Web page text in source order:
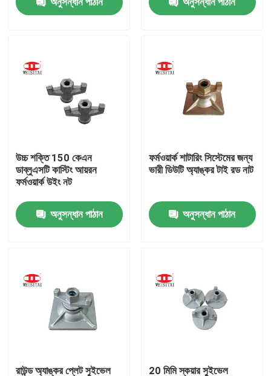
পণ্য
আমাদের সম্পর্কে
মান নিয়ন্ত্রণ
যোগাযোগ করুন
ইস্পাত ভারা পার্টস
ফ্রেম ভারা পার্টস
উচ্চ শক্তি 150 কেএন
ডাব্লুএসটি কাস্টিং আয়রন
ফর্মওয়ার্ক উইং নট
অনুসন্ধান পাঠান
ফর্মওয়ার্ক শাটারিং সিস্টেমের জন্য
ভারী ডিউটি অ্যাঙ্কর টাই রড নাট
অনুসন্ধান পাঠান
রাউন্ড অ্যাঙ্কর প্লেট সুইভেল 20 মিমি স্কয়ার সুইভেল